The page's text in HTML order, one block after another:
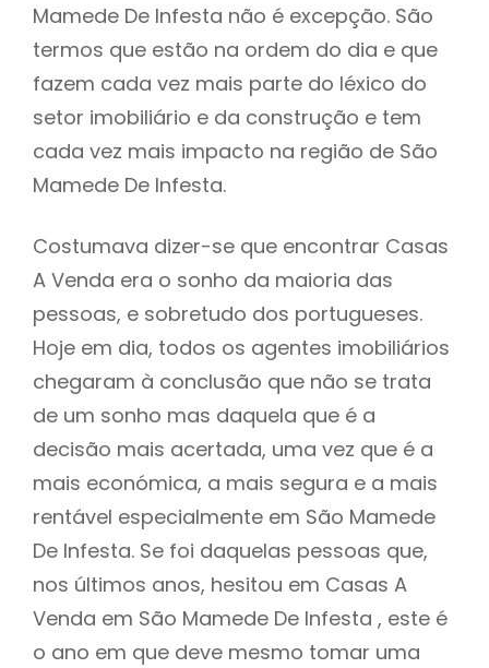
Mamede De Infesta não é excepção. São
termos que estão na ordem do dia e que
fazem cada vez mais parte do léxico do
setor imobiliário e da construção e tem
cada vez mais impacto na região de São
Mamede De Infesta.
Costumava dizer-se que encontrar Casas
A Venda era o sonho da maioria das
pessoas, e sobretudo dos portugueses.
Hoje em dia, todos os agentes imobiliários
chegaram à conclusão que não se trata
de um sonho mas daquela que é a
decisão mais acertada, uma vez que é a
mais económica, a mais segura e a mais
rentável especialmente em São Mamede
De Infesta. Se foi daquelas pessoas que,
nos últimos anos, hesitou em Casas A
Venda em São Mamede De Infesta , este é
o ano em que deve mesmo tomar uma